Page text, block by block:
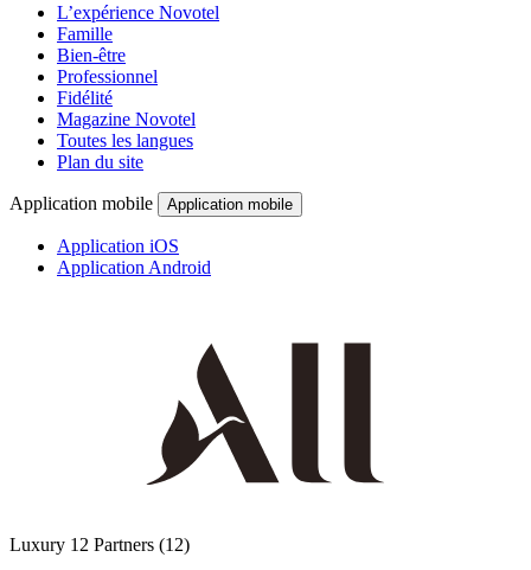
L’expérience Novotel
Famille
Bien-être
Professionnel
Fidélité
Magazine Novotel
Toutes les langues
Plan du site
Application mobile Application mobile
Application iOS
Application Android
Luxury 12 Partners (12)